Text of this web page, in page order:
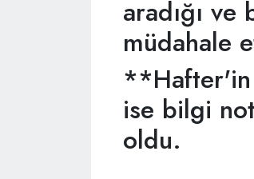
aradığı ve
müdahale
**Hafter'in
ise bilgi
oldu.